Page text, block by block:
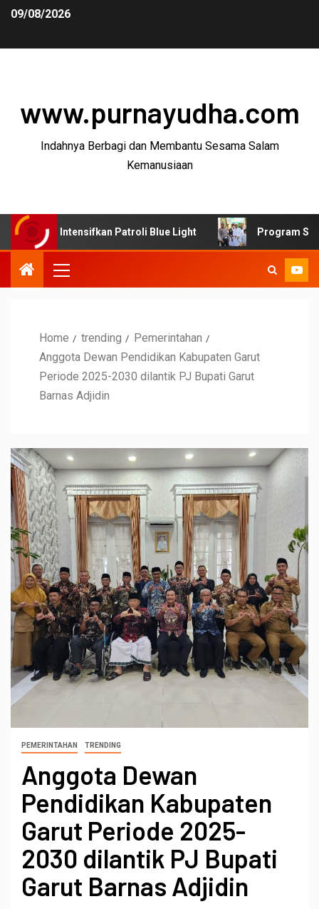
09/08/2026
www.purnayudha.com
Indahnya Berbagi dan Membantu Sesama Salam
Kemanusiaan
Patroli Blue Light Program SUJUD Polres
Home trending
Pemerintahan
Anggota Dewan Pendidikan Kabupaten Garut
Periode 2025-2030 dilantik PJ Bupati Garut
Barnas Adjidin
PEMERINTAHAN TRENDING
Anggota Dewan
Pendidikan Kabupaten
Garut Periode 2025-
2030 dilantik PJ Bupati
Garut Barnas Adjidin